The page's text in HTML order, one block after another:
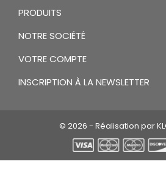
PRODUITS
NOTRE SOCIÉTÉ
VOTRE COMPTE
INSCRIPTION À LA NEWSLETTER
© 2026 - Réalisation par